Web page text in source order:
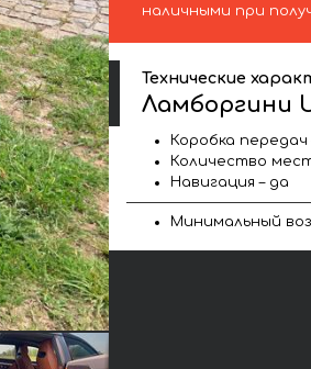
наличными при
Технические
Ламборгини
Коробка
Количество
Навигация – да
Минимальный